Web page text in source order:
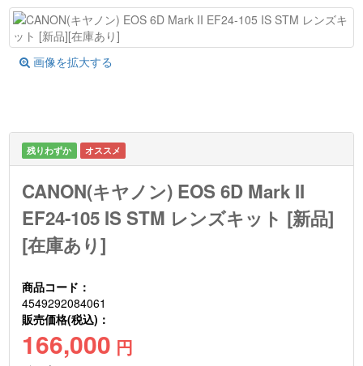
画像を拡大する
残りわずか オススメ
CANON(キヤノン) EOS 6D Mark II
EF24-105 IS STM レンズキット [新品]
[在庫あり]
商品コード：
4549292084061
販売価格(税込)：
166,000 円